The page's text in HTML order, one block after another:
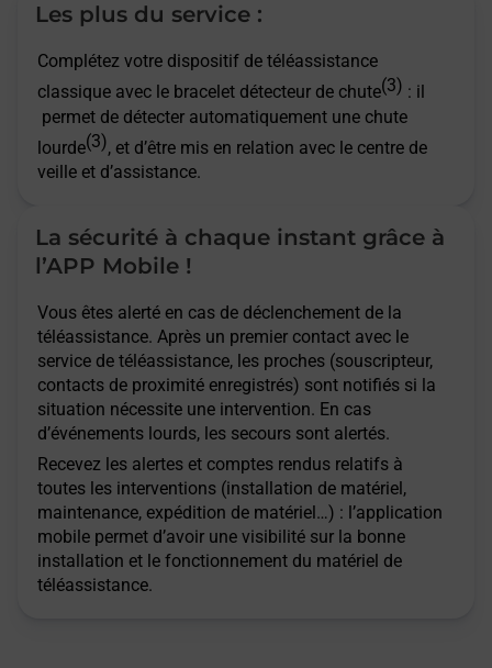
Les plus du service :
Complétez votre dispositif de téléassistance
classique avec le bracelet détecteur de chute(3) : il
permet de détecter automatiquement une chute
lourde(3), et d’être mis en relation avec le centre de
veille et d’assistance.
La sécurité à chaque instant grâce à
l’APP Mobile !
Vous êtes alerté en cas de déclenchement de la
téléassistance. Après un premier contact avec le
service de téléassistance, les proches (souscripteur,
contacts de proximité enregistrés) sont notifiés si la
situation nécessite une intervention. En cas
d’événements lourds, les secours sont alertés.
Recevez les alertes et comptes rendus relatifs à
toutes les interventions (installation de matériel,
maintenance, expédition de matériel…) : l’application
mobile permet d’avoir une visibilité sur la bonne
installation et le fonctionnement du matériel de
téléassistance.